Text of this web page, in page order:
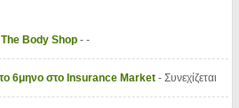
Body Shop - -
6μηνο στο Insurance Market - Συνεχίζεται